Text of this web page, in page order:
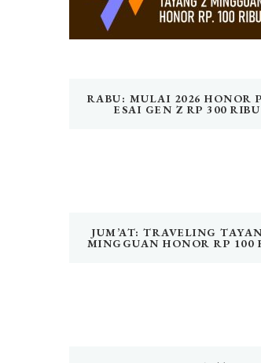
RABU: MULAI 2026 HONOR
ESAI GEN Z RP 300 RIBU
JUM’AT: TRAVELING
MINGGUAN HONOR RP 100